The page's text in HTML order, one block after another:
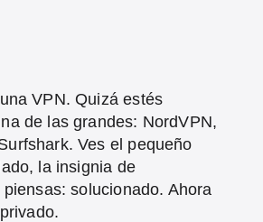
VPN. Quizá estés
de las grandes: NordVPN,
Ves el pequeño
la insignia de
piensas: solucionado. Ahora